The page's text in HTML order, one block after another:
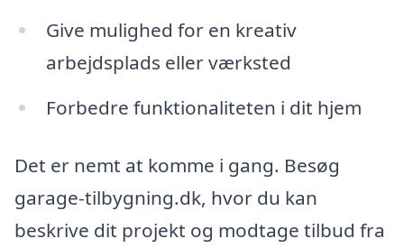
Give mulighed for en kreativ
arbejdsplads eller værksted
Forbedre funktionaliteten i dit hjem
Det er nemt at komme i gang. Besøg
garage-tilbygning.dk, hvor du kan
beskrive dit projekt og modtage tilbud fra